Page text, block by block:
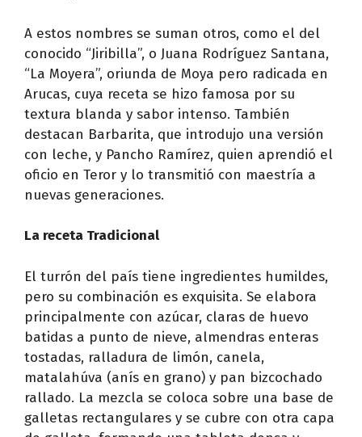
A estos nombres se suman otros, como el del
conocido “Jiribilla”, o Juana Rodríguez Santana,
“La Moyera”, oriunda de Moya pero radicada en
Arucas, cuya receta se hizo famosa por su
textura blanda y sabor intenso. También
destacan Barbarita, que introdujo una versión
con leche, y Pancho Ramírez, quien aprendió el
oficio en Teror y lo transmitió con maestría a
nuevas generaciones.
La receta Tradicional
El turrón del país tiene ingredientes humildes,
pero su combinación es exquisita. Se elabora
principalmente con azúcar, claras de huevo
batidas a punto de nieve, almendras enteras
tostadas, ralladura de limón, canela,
matalahúva (anís en grano) y pan bizcochado
rallado. La mezcla se coloca sobre una base de
galletas rectangulares y se cubre con otra capa